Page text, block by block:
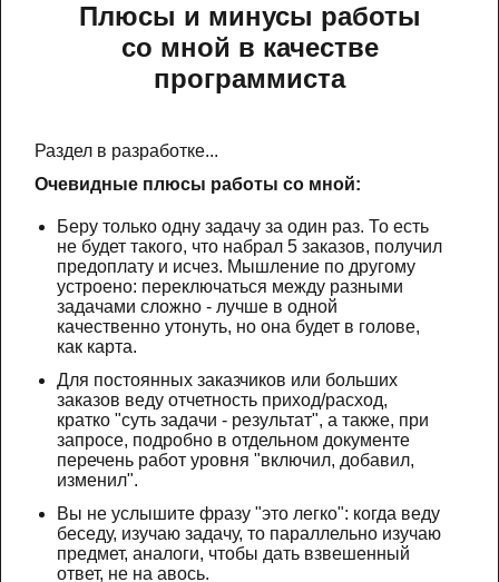
Плюсы и минусы работы
со мной в качестве
программиста
Раздел в разработке...
Очевидные плюсы работы со мной:
Беру только одну задачу за один раз. То есть
не будет такого, что набрал 5 заказов, получил
предоплату и исчез. Мышление по другому
устроено: переключаться между разными
задачами сложно - лучше в одной
качественно утонуть, но она будет в голове,
как карта.
Для постоянных заказчиков или больших
заказов веду отчетность приход/расход,
кратко "суть задачи - результат", а также, при
запросе, подробно в отдельном документе
перечень работ уровня "включил, добавил,
изменил".
Вы не услышите фразу "это легко": когда веду
беседу, изучаю задачу, то параллельно изучаю
предмет, аналоги, чтобы дать взвешенный
ответ, не на авось.